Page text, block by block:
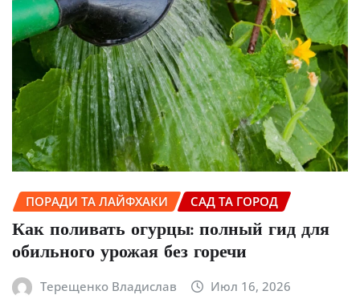
ПОРАДИ ТА ЛАЙФХАКИ САД ТА ГОРОД
Как поливать огурцы: полный гид для
обильного урожая без горечи
Терещенко Владислав Июл 16, 2026